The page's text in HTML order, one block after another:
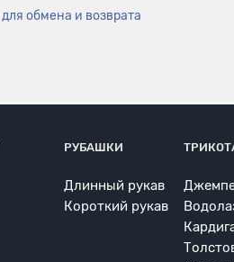
для обмена и возврата
РУБАШКИ
Длинный рукав
Короткий рукав